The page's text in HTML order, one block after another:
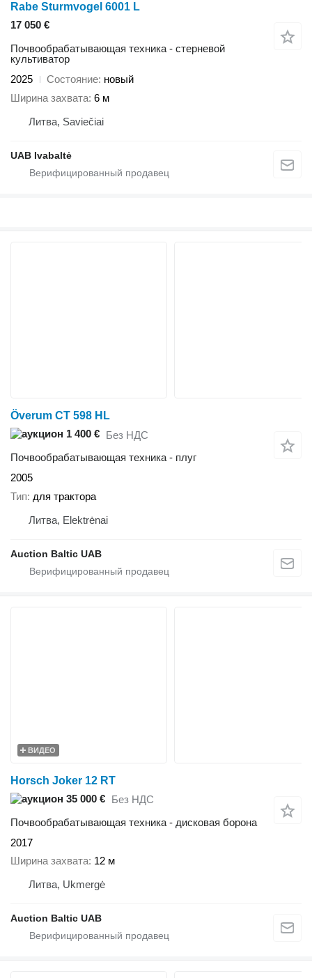
Rabe Sturmvogel 6001 L
17 050 €
Почвообрабатывающая техника - стерневой
культиватор
2025
Состояние новый
Ширина захвата 6 м
Литва, Saviečiai
UAB Ivabaltė
Överum CT 598 HL
1 400 € Без НДС
Почвообрабатывающая техника - плуг
2005
Тип для трактора
Литва, Elektrėnai
Auction Baltic UAB
ВИДЕО
Horsch Joker 12 RT
35 000 € Без НДС
Почвообрабатывающая техника - дисковая борона
2017
Ширина захвата 12 м
Литва, Ukmergė
Auction Baltic UAB